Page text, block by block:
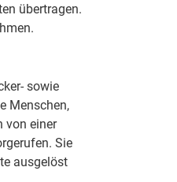
übertragen.
sowie
Menschen,
von einer
Sie
ausgelöst